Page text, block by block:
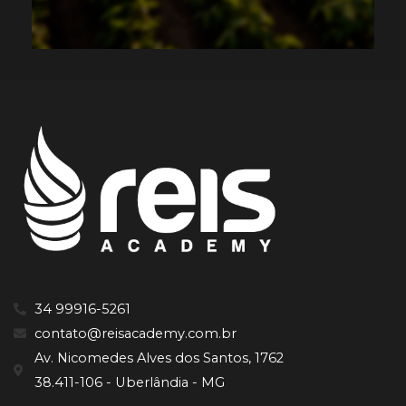
34 99916-5261
contato@reisacademy.com.br
Av. Nicomedes Alves dos Santos, 1762
38.411-106 - Uberlândia - MG